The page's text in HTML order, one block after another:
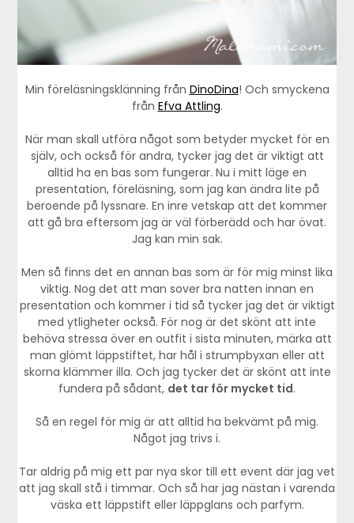
Min föreläsningsklänning från DinoDina! Och smyckena
från Efva Attling.
När man skall utföra något som betyder mycket för en
själv, och också för andra, tycker jag det är viktigt att
alltid ha en bas som fungerar. Nu i mitt läge en
presentation, föreläsning, som jag kan ändra lite på
beroende på lyssnare. En inre vetskap att det kommer
att gå bra eftersom jag är väl förberädd och har övat.
Jag kan min sak.
Men så finns det en annan bas som är för mig minst lika
viktig. Nog det att man sover bra natten innan en
presentation och kommer i tid så tycker jag det är viktigt
med ytligheter också. För nog är det skönt att inte
behöva stressa över en outfit i sista minuten, märka att
man glömt läppstiftet, har hål i strumpbyxan eller att
skorna klämmer illa. Och jag tycker det är skönt att inte
fundera på sådant, det tar för mycket tid.
Så en regel för mig är att alltid ha bekvämt på mig.
Något jag trivs i.
Tar aldrig på mig ett par nya skor till ett event där jag vet
att jag skall stå i timmar. Och så har jag nästan i varenda
väska ett läppstift eller läppglans och parfym.